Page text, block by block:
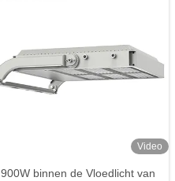
Video
900W binnen de Vloedlicht van